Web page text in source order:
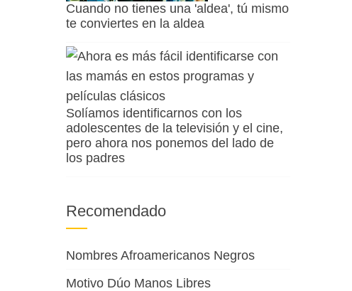
Cuando no tienes una 'aldea', tú mismo
te conviertes en la aldea
Solíamos identificarnos con los
adolescentes de la televisión y el cine,
pero ahora nos ponemos del lado de
los padres
Recomendado
Nombres Afroamericanos Negros
Motivo Dúo Manos Libres